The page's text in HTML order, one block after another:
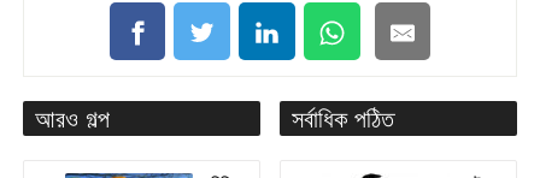
আরও গল্প সর্বাধিক পঠিত